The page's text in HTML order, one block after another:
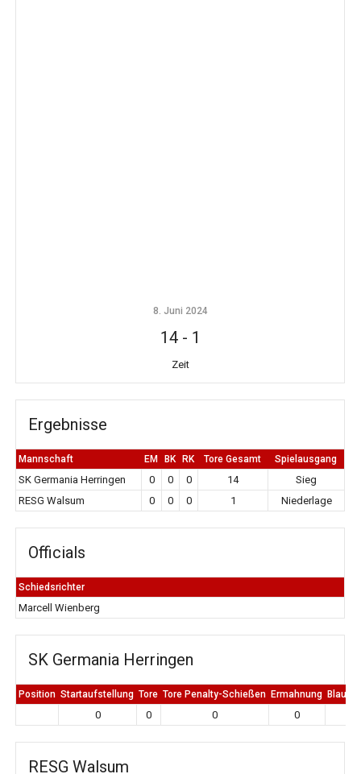
8. Juni 2024
14- 1
Zeit
Ergebnisse
Mannschaft EM BK RK Tore Gesamt Spielausgang
SK Germania Herringen 0 0 0 14
Sieg
RESG Walsum
0 0 0 1 Niederlage
Officials
Schiedsrichter
Marcell Wienberg
SK Germania Herringen
Position Startaufstellung Tore Tore Penalty-Schießen Ermahnung Blaue
0 0 0 0
RESG Walsum